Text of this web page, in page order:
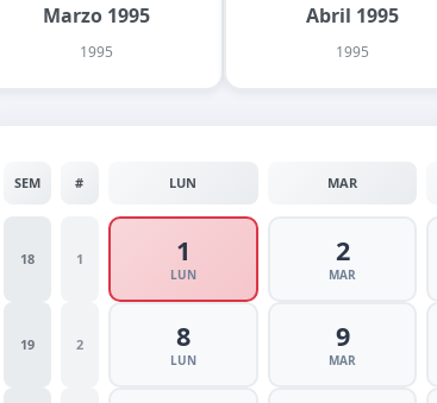
Marzo 1995
1995
Abril 1995
1995
SEM # LUN MAR
18 1 1
LUN
2
MAR
19 2 8
LUN
9
MAR